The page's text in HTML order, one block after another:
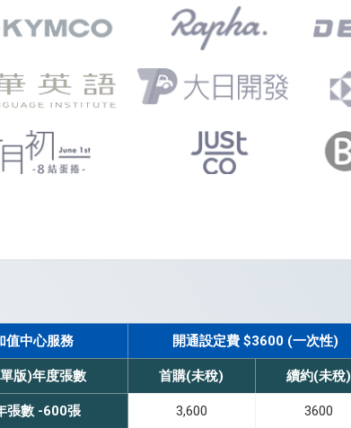
值中心服務 開通設定費 $3600 (一次性)
版)年度張數 首購(未稅) 續約(未稅)
張數 -600張 3,600 3600